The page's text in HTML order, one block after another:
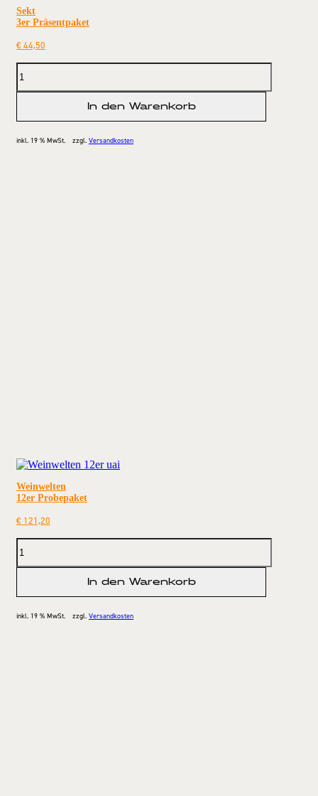
Sekt
3er Präsentpaket
€44,50
In den Warenkorb
inkl. 19 % MwSt. zzgl. Versandkosten
Weinwelten
12er Probepaket
€ 121,20
In den Warenkorb
inkl. 19 % MwSt. zzgl. Versandkosten